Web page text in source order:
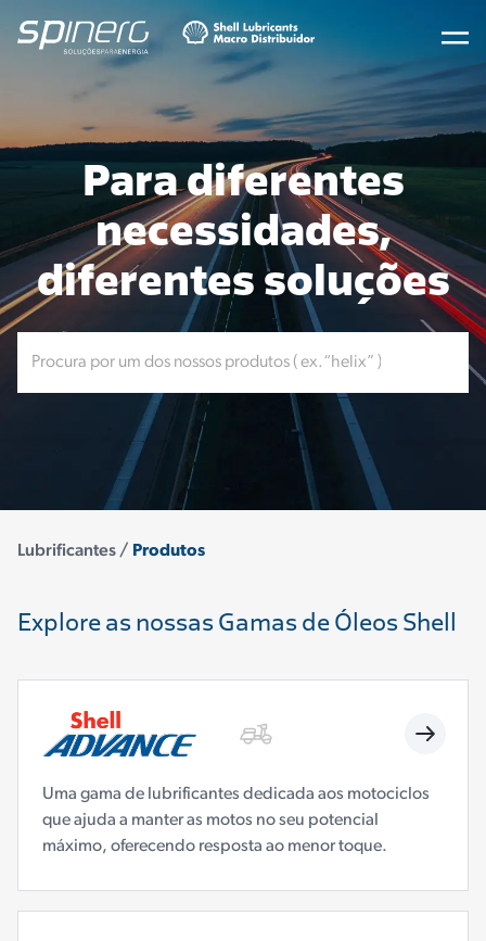
Para diferentes
necessidades,
diferentes soluções
Lubrificantes / Produtos
Explore as nossas Gamas de Óleos Shell
Uma gama de lubrificantes dedicada aos motociclos
que ajuda a manter as motos no seu potencial
máximo, oferecendo resposta ao menor toque.